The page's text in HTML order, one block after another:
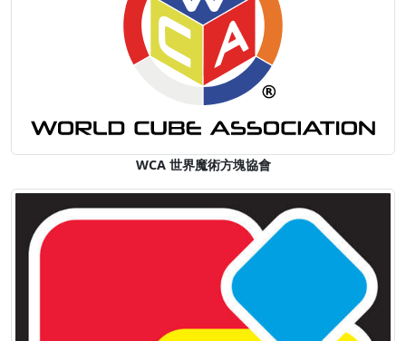
WCA 世界魔術方塊協會